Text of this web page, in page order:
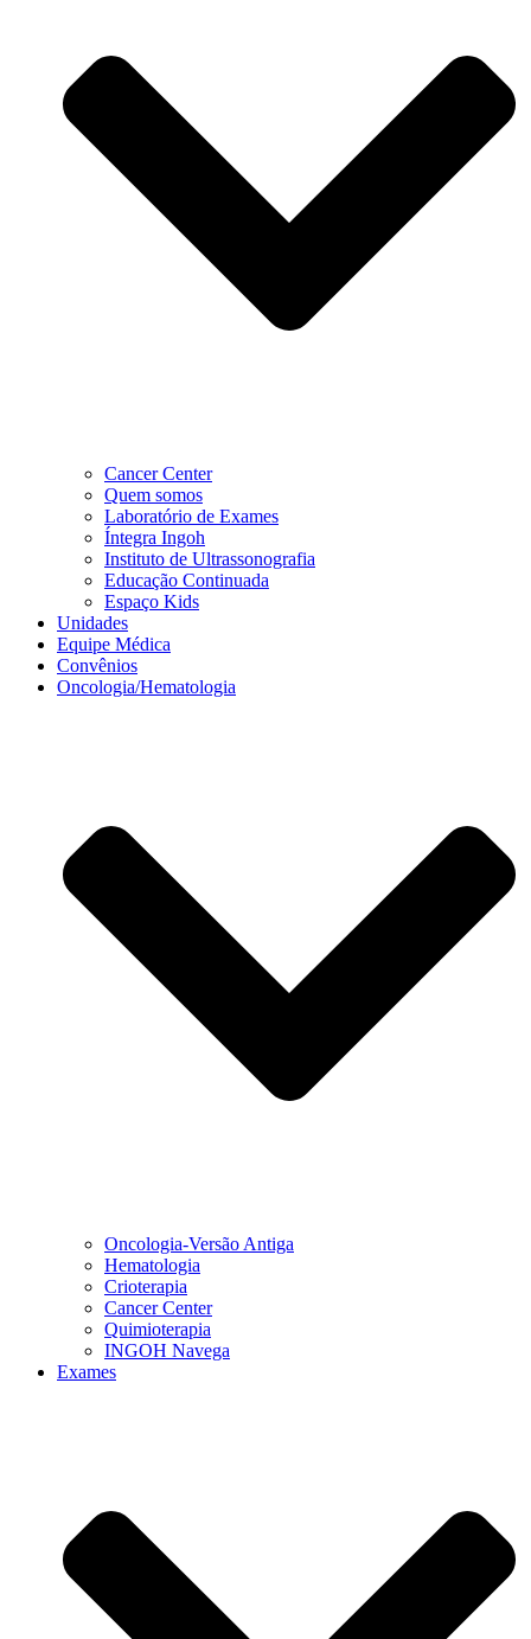
Cancer Center
Quem somos
Laboratório de Exames
Íntegra Ingoh
Instituto de Ultrassonografia
Educação Continuada
Espaço Kids
Unidades
Equipe Médica
Convênios
Oncologia/Hematologia
Oncologia-Versão Antiga
Hematologia
Crioterapia
Cancer Center
Quimioterapia
INGOH Navega
Exames